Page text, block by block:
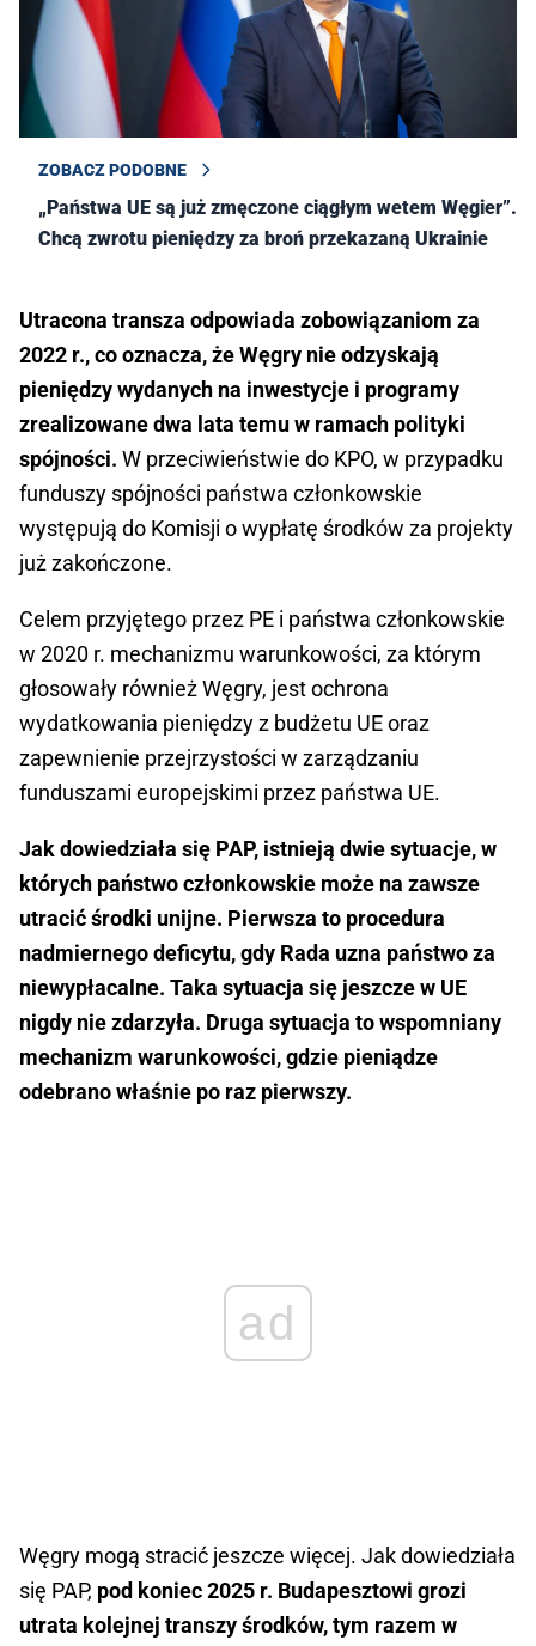
ZOBACZ PODOBNE
„Państwa UE są już zmęczone ciągłym wetem Węgier”.
Chcą zwrotu pieniędzy za broń przekazaną Ukrainie
Utracona transza odpowiada zobowiązaniom za
2022 r., co oznacza, że Węgry nie odzyskają
pieniędzy wydanych na inwestycje i programy
zrealizowane dwa lata temu w ramach polityki
spójności. W przeciwieństwie do KPO, w przypadku
funduszy spójności państwa członkowskie
występują do Komisji o wypłatę środków za projekty
już zakończone.
Celem przyjętego przez PE i państwa członkowskie
w 2020 r. mechanizmu warunkowości, za którym
głosowały również Węgry, jest ochrona
wydatkowania pieniędzy z budżetu UE oraz
zapewnienie przejrzystości w zarządzaniu
funduszami europejskimi przez państwa UE.
Jak dowiedziała się PAP, istnieją dwie sytuacje, w
których państwo członkowskie może na zawsze
utracić środki unijne. Pierwsza to procedura
nadmiernego deficytu, gdy Rada uzna państwo za
niewypłacalne. Taka sytuacja się jeszcze w UE
nigdy nie zdarzyła. Druga sytuacja to wspomniany
mechanizm warunkowości, gdzie pieniądze
odebrano właśnie po raz pierwszy.
ad
Węgry mogą stracić jeszcze więcej. Jak dowiedziała
się PAP, pod koniec 2025 r. Budapesztowi grozi
utrata kolejnej transzy środków, tym razem w